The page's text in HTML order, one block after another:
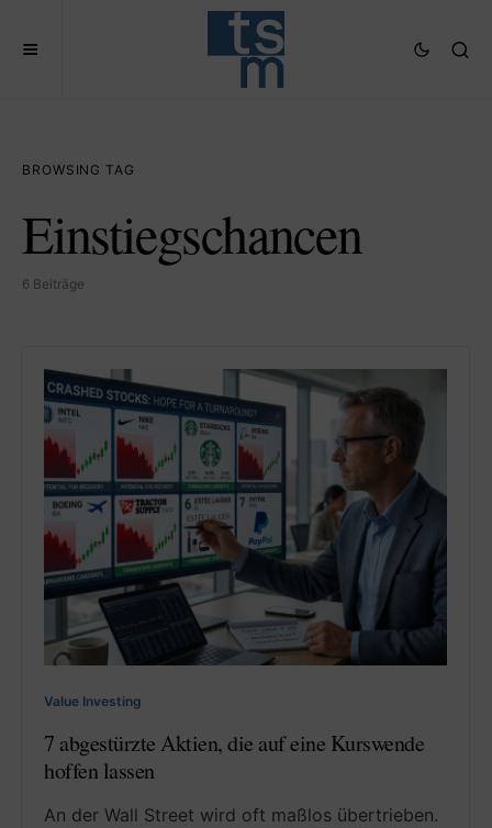
BROWSING TAG
Einstiegschancen
6 Beiträge
Value Investing
7 abgestürzte Aktien, die auf eine Kurswende
hoffen lassen
An der Wall Street wird oft maßlos übertrieben.